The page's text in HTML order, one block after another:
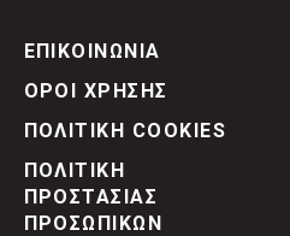
ΕΠΙΚΟΙΝΩΝΙΑ
ΟΡΟΙ ΧΡΗΣΗΣ
ΠΟΛΙΤΙΚΗ COOKIES
ΠΟΛΙΤΙΚΗ
ΠΡΟΣΤΑΣΙΑΣ
ΠΡΟΣΩΠΙΚΩΝ